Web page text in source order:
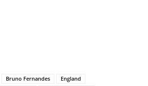
Bruno Fernandes
England